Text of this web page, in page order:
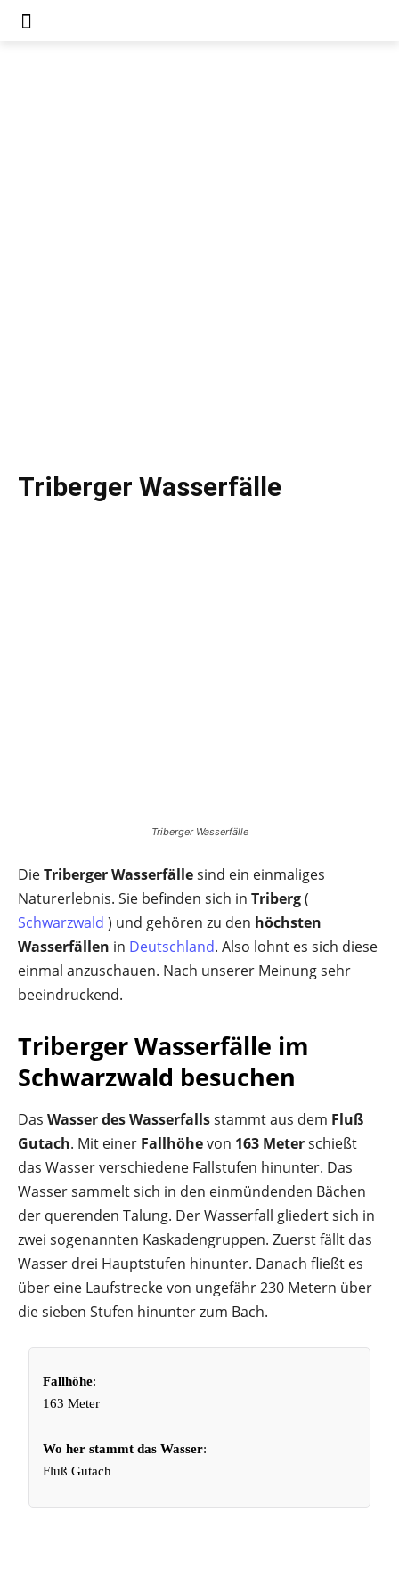
Triberger Wasserfälle
Triberger Wasserfälle
DieTriberger Wasserfällesind ein einmaliges
Naturerlebnis. Sie befinden sich in Triberg(
Schwarzwald ) und gehören zu den höchsten
Wasserfällen in Deutschland. Also lohnt es sich diese
einmal anzuschauen. Nach unserer Meinung sehr
beeindruckend.
Triberger Wasserfälle im
Schwarzwald besuchen
Das Wasser des Wasserfallsstammt aus dem Fluß
Gutach. Mit einer Fallhöhevon 163 Meterschießt
das Wasser verschiedene Fallstufen hinunter. Das
Wasser sammelt sich in den einmündenden Bächen
der querenden Talung. Der Wasserfall gliedert sich in
zwei sogenannten Kaskadengruppen. Zuerst fällt das
Wasser drei Hauptstufen hinunter. Danach fließt es
über eine Laufstrecke von ungefähr 230 Metern über
die sieben Stufen hinunter zum Bach.
Fallhöhe:
163 Meter
Wo her stammt das Wasser:
Fluß Gutach